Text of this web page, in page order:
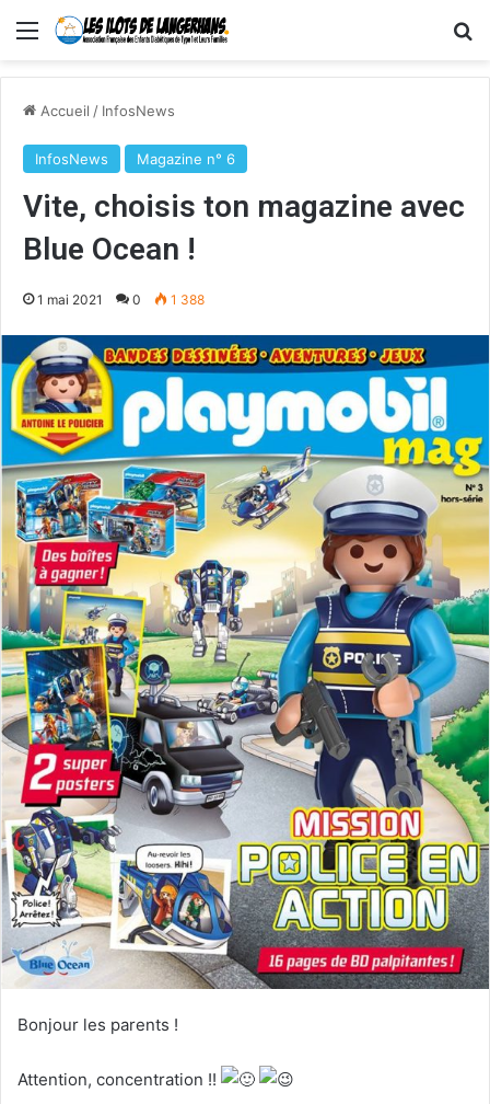
Menu
Accueil / InfosNews
InfosNews Magazine n° 6
Vite, choisis ton magazine avec
Blue Ocean !
1 mai 2021 0 1 388
Bonjour les parents !
Attention, concentration !!